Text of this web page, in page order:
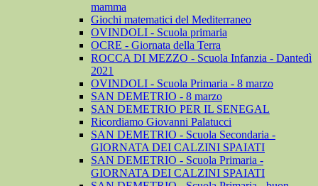
mamma
Giochi matematici del Mediterraneo
OVINDOLI - Scuola primaria
OCRE - Giornata della Terra
ROCCA DI MEZZO - Scuola Infanzia - Dantedì
2021
OVINDOLI - Scuola Primaria - 8 marzo
SAN DEMETRIO - 8 marzo
SAN DEMETRIO PER IL SENEGAL
Ricordiamo Giovanni Palatucci
SAN DEMETRIO - Scuola Secondaria -
GIORNATA DEI CALZINI SPAIATI
SAN DEMETRIO - Scuola Primaria -
GIORNATA DEI CALZINI SPAIATI